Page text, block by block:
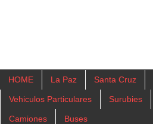
HOME La Paz Santa Cruz
Vehiculos Particulares Surubies
Camiones Buses